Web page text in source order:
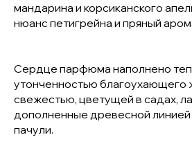
мандарина и корсиканского
нюанс петигрейна и пряный
Сердце парфюма наполнено
утонченностью благоухающего
свежестью, цветущей в садах,
дополненные древесной линией
пачули.